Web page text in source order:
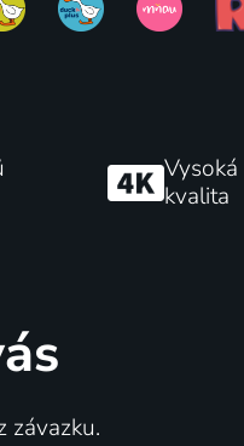
Vysoká
kvalita
závazku.